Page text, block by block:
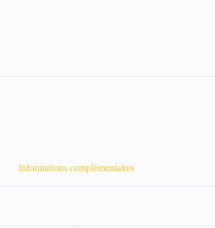
Informations complémentaires